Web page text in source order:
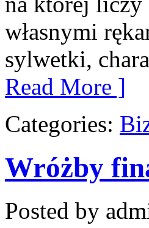
własnymi
sylwetki,
Read More ]
Categories:
Wróżby
Posted by